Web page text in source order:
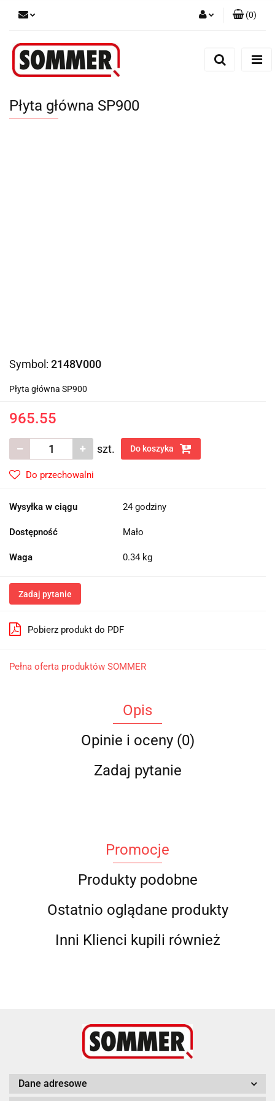
(0)
Płyta główna SP900
Symbol: 2148V000
Płyta główna SP900
965.55
szt. Do koszyka
Do przechowalni
Wysyłka w ciągu 24 godziny
Dostępność Mało
Waga 0.34 kg
Zadaj pytanie
Pobierz produkt do PDF
Pełna oferta produktów SOMMER
Opis
Opinie i oceny (0)
Zadaj pytanie
Promocje
Produkty podobne
Ostatnio oglądane produkty
Inni Klienci kupili również
Dane adresowe